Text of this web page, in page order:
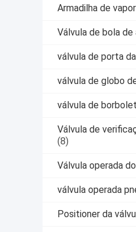
Armadilha de
Válvula de bola de
válvula de porta
válvula de globo
válvula de
Válvula de
(8)
Válvula operada
válvula operada
Positioner da